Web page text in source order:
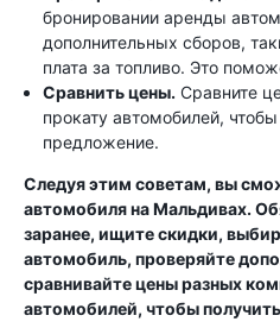
бронировании аренды
дополнительных сборов,
плата за топливо. Это
Сравнить цены. Сравните
прокату автомобилей,
предложение.
Следуя этим советам, вы
автомобиля на Мальдивах.
заранее, ищите скидки,
автомобиль, проверяйте
сравнивайте цены разных
автомобилей, чтобы